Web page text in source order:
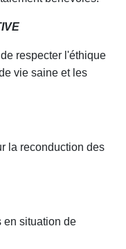
IVE
respecter l'éthique
vie saine et les
la reconduction des
en situation de